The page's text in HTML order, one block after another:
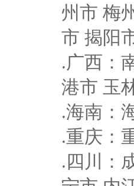
州市 梅
市 揭阳
.广西：
港市 玉
.海南：
.重庆：
.四川：